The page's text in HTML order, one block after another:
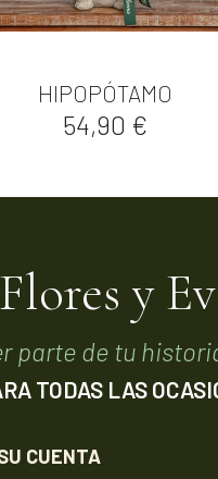
HIPOPÓTAMO
Precio
54,90 €
Vista rápida
y
parte de tu
TODAS LAS
CUENTA